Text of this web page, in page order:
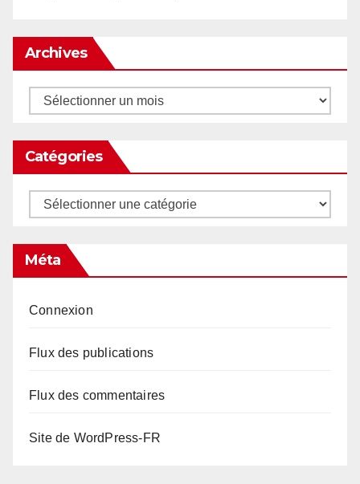
Archives
Archives
Catégories
Catégories
Méta
Connexion
Flux des publications
Flux des commentaires
Site de WordPress-FR